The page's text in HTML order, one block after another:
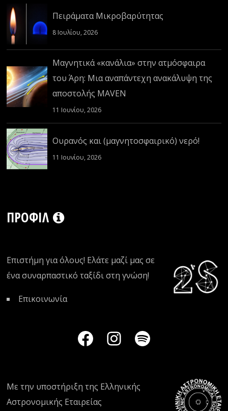
Πειράματα Μικροβαρύτητας
8 Ιουλίου, 2026
Μαγνητικά «κανάλια» στην ατμόσφαιρα
του Άρη: Μια αναπάντεχη ανακάλυψη της
αποστολής MAVEN
11 Ιουνίου, 2026
Ουρανός και (μαγνητοσφαιρικό) νερό!
11 Ιουνίου, 2026
ΠΡΟΦΊΛ
Επιστήμη για όλους! Ελάτε μαζί μας σε
ένα συναρπαστικό ταξίδι στη γνώση!
Επικοινωνία
Με την υποστήριξη της Ελληνικής
Αστρονομικής Εταιρείας